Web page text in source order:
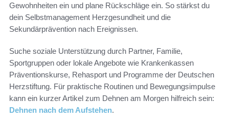
Gewohnheiten ein und plane Rückschläge ein. So stärkst du
dein Selbstmanagement Herzgesundheit und die
Sekundärprävention nach Ereignissen.
Suche soziale Unterstützung durch Partner, Familie,
Sportgruppen oder lokale Angebote wie Krankenkassen
Präventionskurse, Rehasport und Programme der Deutschen
Herzstiftung. Für praktische Routinen und Bewegungsimpulse
kann ein kurzer Artikel zum Dehnen am Morgen hilfreich sein:
Dehnen nach dem Aufstehen.